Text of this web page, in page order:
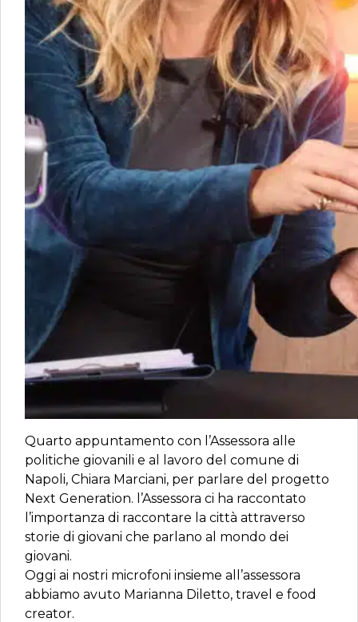
Quarto appuntamento con l’Assessora alle
politiche giovanili e al lavoro del comune di
Napoli, Chiara Marciani, per parlare del progetto
Next Generation. l’Assessora ci ha raccontato
l’importanza di raccontare la città attraverso
storie di giovani che parlano al mondo dei
giovani.
Oggi ai nostri microfoni insieme all’assessora
abbiamo avuto Marianna Diletto, travel e food
creator.